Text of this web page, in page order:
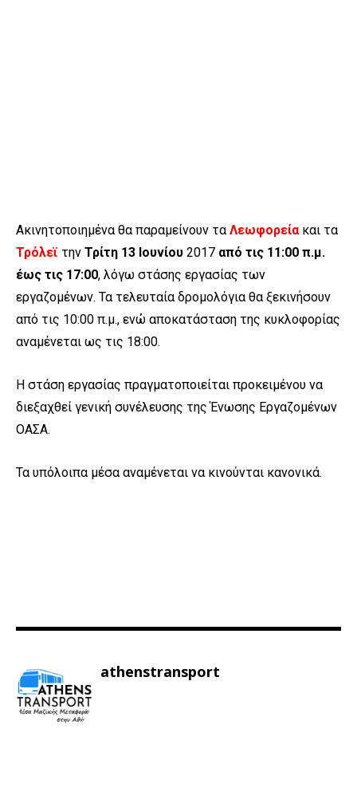
Ακινητοποιημένα θα παραμείνουν ταΛεωφορεία και τα
Τρόλεϊ την Τρίτη 13 Ιουνίου 2017 από τις 11:00 π.μ.
έως τις 17:00, λόγω στάσης εργασίας των
εργαζομένων. Τα τελευταία δρομολόγια θα ξεκινήσουν
από τις 10:00 π.μ., ενώ αποκατάσταση της κυκλοφορίας
αναμένεται ως τις 18:00.
Η στάση εργασίας πραγματοποιείται προκειμένου να
διεξαχθεί γενική συνέλευσης της Ένωσης Εργαζομένων
ΟΑΣΑ.
Τα υπόλοιπα μέσα αναμένεται να κινούνται κανονικά.
athenstransport